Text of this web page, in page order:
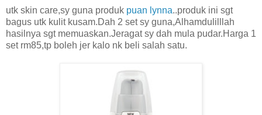
utk skin care,sy guna produk puan lynna..produk ini sgt
bagus utk kulit kusam.Dah 2 set sy guna,Alhamdulilllah
hasilnya sgt memuaskan.Jeragat sy dah mula pudar.Harga 1
set rm85,tp boleh jer kalo nk beli salah satu.